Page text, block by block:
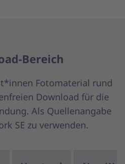
Bereich
Fotomaterial rund
Download für die
Als Quellenangabe
SE zu verwenden.